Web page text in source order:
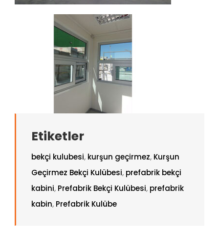
Etiketler
bekçi kulubesi, kurşun geçirmez, Kurşun
Geçirmez Bekçi Kulübesi, prefabrik bekçi
kabini, Prefabrik Bekçi Kulübesi, prefabrik
kabin, Prefabrik Kulübe